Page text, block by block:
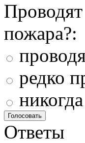
пожара?:
редко
Ответы